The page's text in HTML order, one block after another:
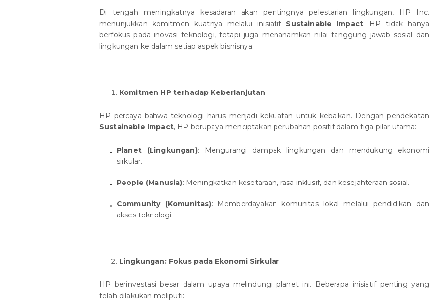
Di tengah meningkatnya kesadaran akan pentingnya pelestarian lingkungan, HP Inc.
menunjukkan komitmen kuatnya melalui inisiatif Sustainable Impact. HP tidak hanya
berfokus pada inovasi teknologi, tetapi juga menanamkan nilai tanggung jawab sosial dan
lingkungan ke dalam setiap aspek bisnisnya.
Komitmen HP terhadap Keberlanjutan
HP percaya bahwa teknologi harus menjadi kekuatan untuk kebaikan. Dengan pendekatan
Sustainable Impact, HP berupaya menciptakan perubahan positif dalam tiga pilar utama:
Planet (Lingkungan): Mengurangi dampak lingkungan dan mendukung ekonomi
sirkular.
People (Manusia): Meningkatkan kesetaraan, rasa inklusif, dan kesejahteraan sosial.
Community (Komunitas): Memberdayakan komunitas lokal melalui pendidikan dan
akses teknologi.
Lingkungan: Fokus pada Ekonomi Sirkular
HP berinvestasi besar dalam upaya melindungi planet ini. Beberapa inisiatif penting yang
telah dilakukan meliputi: